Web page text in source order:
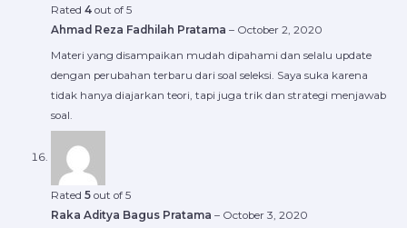
Rated 4out of 5
Ahmad Reza Fadhilah Pratama – October 2, 2020
Materi yang disampaikan mudah dipahami dan selalu update
dengan perubahan terbaru dari soal seleksi. Saya suka karena
tidak hanya diajarkan teori, tapi juga trik dan strategi menjawab
soal.
Rated 5out of 5
Raka Aditya Bagus Pratama – October 3, 2020